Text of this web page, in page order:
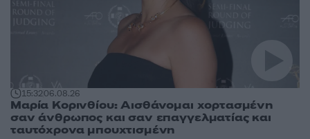
15:3206.08.26
Μαρία Κορινθίου: Αισθάνομαι χορτασμένη
σαν άνθρωπος και σαν επαγγελματίας και
ταυτόχρονα μπουχτισμένη